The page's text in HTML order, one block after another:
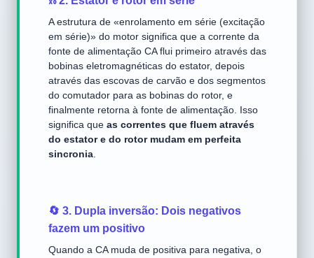
A estrutura de «enrolamento em série (excitação
em série)» do motor significa que a corrente da
fonte de alimentação CA flui primeiro através das
bobinas eletromagnéticas do estator, depois
através das escovas de carvão e dos segmentos
do comutador para as bobinas do rotor, e
finalmente retorna à fonte de alimentação. Isso
significa que as correntes que fluem através
do estator e do rotor mudam em perfeita
sincronia
🔄 3. Dupla inversão: Dois negativos
fazem um positivo
Quando a CA muda de positiva para negativa, o